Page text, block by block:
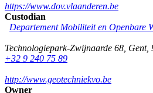
https://www.dov.vlaanderen.be
Custodian
Departement Mobiliteit en Openbare
Technologiepark-Zwijnaarde 68 Gent,
+32 9 240 75 89
http://www.geotechniekvo.be
Owner